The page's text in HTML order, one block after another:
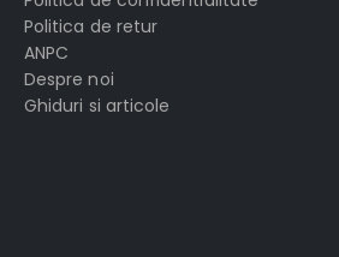
Politica de retur
ANPC
Despre noi
Ghiduri si articole